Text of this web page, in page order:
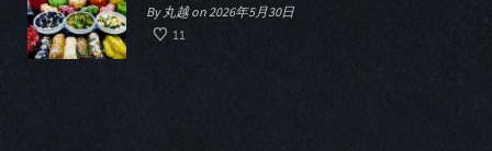
By 丸越 on 2026年5月30日
11